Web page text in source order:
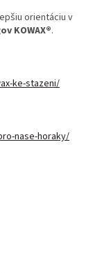
orientáciu v
KOWAX®.
ke-stazeni/
nase-horaky/